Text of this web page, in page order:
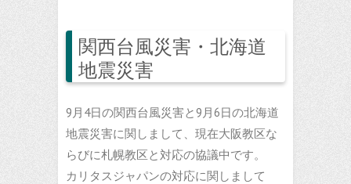
関西台風災害・北海道
地震災害
9月4日の関西台風災害と9月6日の北海道
地震災害に関しまして、現在大阪教区な
らびに札幌教区と対応の協議中です。
カリタスジャパンの対応に関しまして